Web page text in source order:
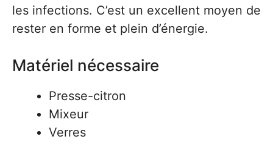
les infections. C’est un excellent moyen de
rester en forme et plein d’énergie.
Matériel nécessaire
Presse-citron
Mixeur
Verres